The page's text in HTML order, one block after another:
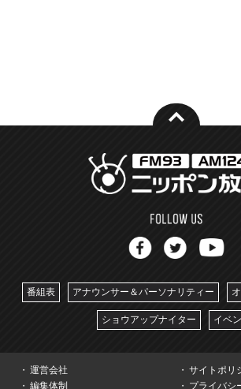
番組表 アナウンサー＆パーソナリティー
ショウアップナイター イベ
運営会社
サイトポリ
編集体制
プライバシ